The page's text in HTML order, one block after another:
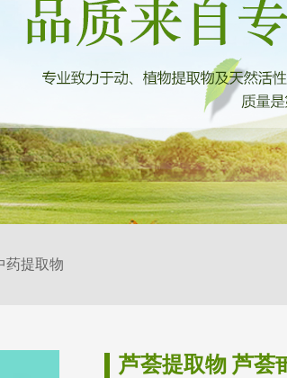
药提取物
芦荟提取物 芦荟